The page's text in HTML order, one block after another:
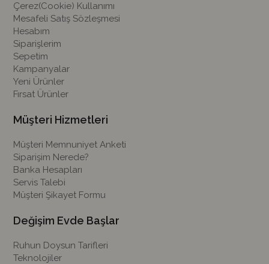
Çerez(Cookie) Kullanımı
Mesafeli Satış Sözleşmesi
Hesabım
Siparişlerim
Sepetim
Kampanyalar
Yeni Ürünler
Fırsat Ürünler
Müşteri Hizmetleri
Müşteri Memnuniyet Anketi
Siparişim Nerede?
Banka Hesapları
Servis Talebi
Müşteri Şikayet Formu
Değişim Evde Başlar
Ruhun Doysun Tarifleri
Teknolojiler